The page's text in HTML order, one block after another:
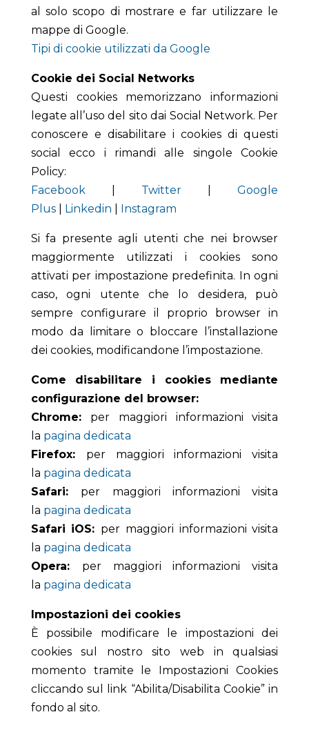
al solo scopo di mostrare e far utilizzare le
mappe di Google.
Tipi di cookie utilizzati da Google
Cookie dei Social Networks
Questi cookies memorizzano informazioni
legate all’uso del sito dai Social Network. Per
conoscere e disabilitare i cookies di questi
social ecco i rimandi alle singole Cookie
Policy:
Facebook| Twitter |Google
Plus| Linkedin Instagram
Si fa presente agli utenti che nei browser
maggiormente utilizzati i cookies sono
attivati per impostazione predefinita. In ogni
caso, ogni utente che lo desidera, può
sempre configurare il proprio browser in
modo da limitare o bloccare l’installazione
dei cookies, modificandone l’impostazione.
Come disabilitare i cookies mediante
configurazione del browser:
Chrome: per maggiori informazioni visita
la pagina dedicata
Firefox: per maggiori informazioni visita
la pagina dedicata
Safari: per maggiori informazioni visita
la pagina dedicata
Safari iOS: per maggiori informazioni visita
la pagina dedicata
Opera: per maggiori informazioni visita
la pagina dedicata
Impostazioni dei cookies
È possibile modificare le impostazioni dei
cookies sul nostro sito web in qualsiasi
momento tramite le Impostazioni Cookies
cliccando sul link “Abilita/Disabilita Cookie” in
fondo al sito.